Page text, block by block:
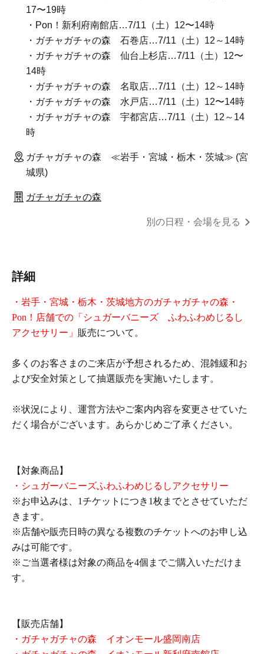
17〜19時
・Pon！新利府南館店…7/11（土）12〜14時
・ガチャガチャの森 石巻店…7/11（土）12～14時
・ガチャガチャの森 仙台上杉店…7/11（土）12〜
14時
・ガチャガチャの森 名取店…7/11（土）12～14時
・ガチャガチャの森 水戸店…7/11（土）12〜14時
・ガチャガチャの森 宇都宮店…7/11（土）12～14
時
ガチャガチャの森 ≪岩手・宮城・栃木・茨城≫ (宮
城県)
ガチャガチャの森
別の日程・会場を見る
詳細
・岩手・宮城・栃木・茨城地方のガチャガチャの森・
Pon！店舗での「シュガーバニーズ ふわふわめじるし
アクセサリー」 販売について。
多くのお客さまのご来店が予想されるため、混雑緩和お
よび安全対策として抽選販売を実施いたします。
※状況により、運営方法やご案内内容を変更させていた
だく場合がございます。あらかじめご了承ください。
【対象商品】
・シュガーバニーズふわふわめじるしアクセサリー
※お申込みは、 1チケットにつき 1枚までとさせていただ
きます。
※店舗や販売日時の異なる複数のチケットへのお申し込
みは可能です。
※ご当選者様は対象の商品を4個までご購入いただけま
す。
【販売店舗】
・ガチャガチャの森 イオンモール盛岡南店